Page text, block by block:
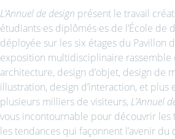
L’Annuel de design présent le travail
étudiants·es diplômés·es de l’École de
déployée sur les six étages du Pavillon
exposition multidisciplinaire rassemble
architecture, design d’objet, design de
illustration, design d’interaction, et plus
plusieurs milliers de visiteurs, L’Annuel
vous incontournable pour découvrir les
les tendances qui façonnent l’avenir du